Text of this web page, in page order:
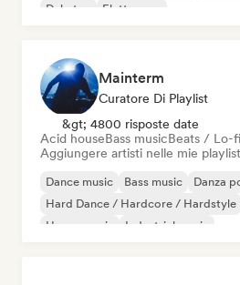
Dubstep
Elettropop
Mainterm
Curatore Di Playlist
&gt; 4800 risposte date
Acid houseBass musicBeats / Lo-fi
Aggiungere artisti nelle mie
Dance music Bass music Danza
Hard Dance / Hardcore / Hardstyle
House music
Industrial music